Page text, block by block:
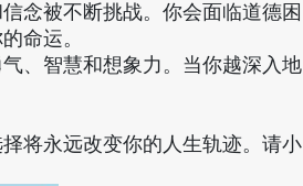
念被不断挑战。你会面临道德困
命运。
、智慧和想象力。当你越深入地
将永远改变你的人生轨迹。请小